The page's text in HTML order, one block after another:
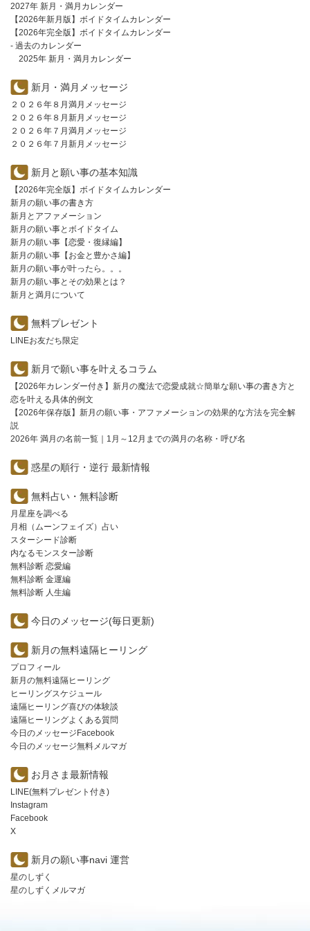
2027年 新月・満月カレンダー
【2026年新月版】ボイドタイムカレンダー
【2026年完全版】ボイドタイムカレンダー
- 過去のカレンダー
2025年 新月・満月カレンダー
新月・満月メッセージ
２０２６年８月満月メッセージ
２０２６年８月新月メッセージ
２０２６年７月満月メッセージ
２０２６年７月新月メッセージ
新月と願い事の基本知識
【2026年完全版】ボイドタイムカレンダー
新月の願い事の書き方
新月とアファメーション
新月の願い事とボイドタイム
新月の願い事【恋愛・復縁編】
新月の願い事【お金と豊かさ編】
新月の願い事が叶ったら。。。
新月の願い事とその効果とは？
新月と満月について
無料プレゼント
LINEお友だち限定
新月で願い事を叶えるコラム
【2026年カレンダー付き】新月の魔法で恋愛成就☆簡単な願い事の書き方と
恋を叶える具体的例文
【2026年保存版】新月の願い事・アファメーションの効果的な方法を完全解
説
2026年 満月の名前一覧｜1月～12月までの満月の名称・呼び名
惑星の順行・逆行 最新情報
無料占い・無料診断
月星座を調べる
月相（ムーンフェイズ）占い
スターシード診断
内なるモンスター診断
無料診断 恋愛編
無料診断 金運編
無料診断 人生編
今日のメッセージ(毎日更新)
新月の無料遠隔ヒーリング
プロフィール
新月の無料遠隔ヒーリング
ヒーリングスケジュール
遠隔ヒーリング喜びの体験談
遠隔ヒーリングよくある質問
今日のメッセージFacebook
今日のメッセージ無料メルマガ
お月さま最新情報
LINE(無料プレゼント付き)
Instagram
Facebook
X
新月の願い事navi 運営
星のしずく
星のしずくメルマガ